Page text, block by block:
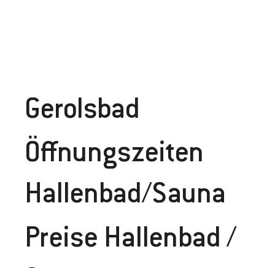
Gerolsbad
Öffnungszeiten
Hallenbad/Sauna
Preise Hallenbad /